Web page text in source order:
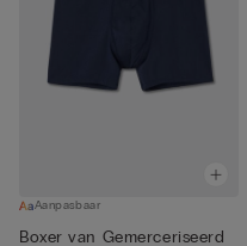
Aanpasbaar
Boxer van Gemerceriseerd